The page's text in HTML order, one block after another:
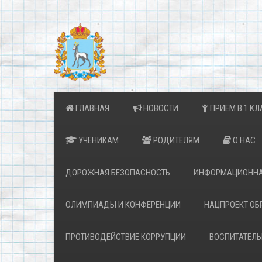
ГЛАВНАЯ НОВОСТИ ПРИЕМ В 1
УЧЕНИКАМ РОДИТЕЛЯМ О НАС
ДОРОЖНАЯ БЕЗОПАСНОСТЬ
ОЛИМПИАДЫ И КОНФЕРЕНЦИИ НАЦПРОЕКТ
ПРОТИВОДЕЙСТВИЕ КОРРУПЦИИ